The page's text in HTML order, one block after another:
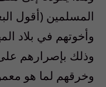
المسلمين (أقول
وأخوتهم في بلاد
وذلك بإصرارهم على
وخرقهم لما هو